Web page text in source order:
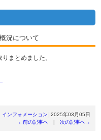
況について
まとめました。
インフォメーション │2025年03月05日
←前の記事へ| 次の記事へ→